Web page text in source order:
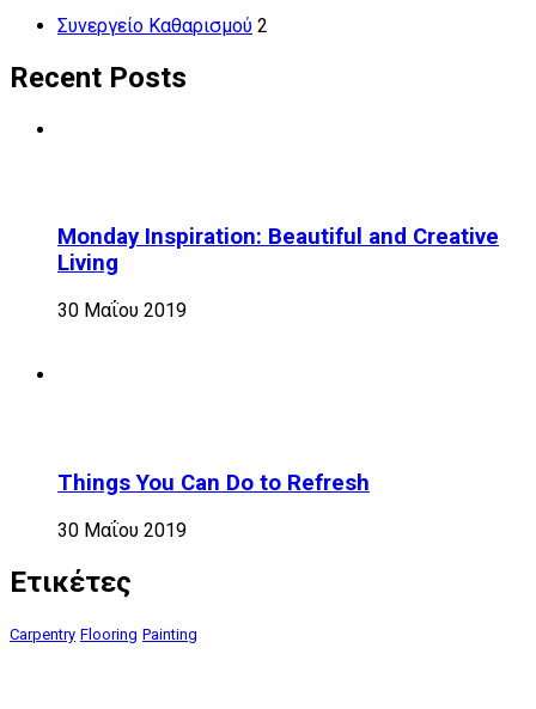
Συνεργείο Καθαρισμού 2
Recent Posts
Monday Inspiration: Beautiful and Creative
Living
30 Μαΐου 2019
Things You Can Do to Refresh
30 Μαΐου 2019
Ετικέτες
Carpentry Flooring Painting